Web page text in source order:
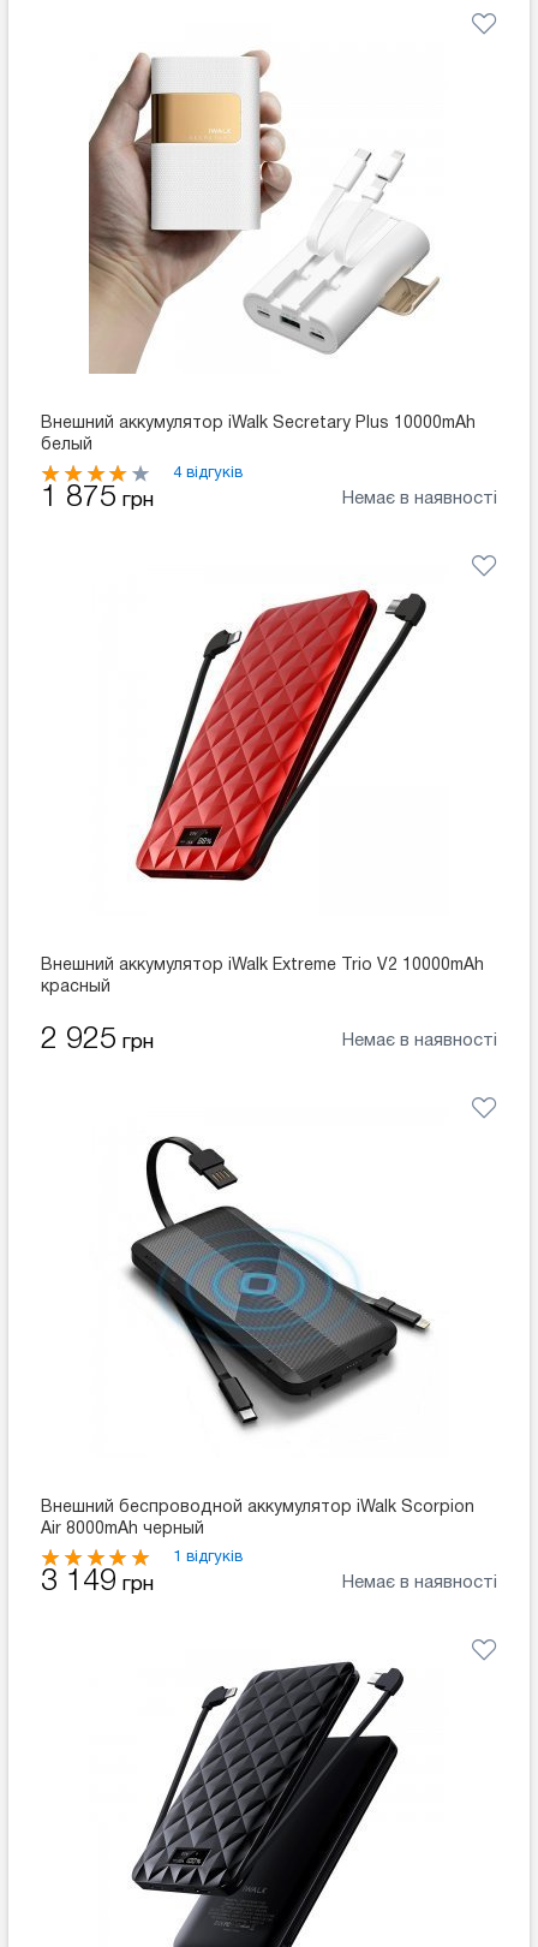
Внешний аккумулятор iWalk Secretary Plus 10000mAh
белый
4 відгуків
1 875 грн Немає в наявності
Внешний аккумулятор iWalk Extreme Trio V2 10000mAh
красный
2 925 грн Немає в наявності
Внешний беспроводной аккумулятор iWalk Scorpion
Air 8000mAh черный
1 відгуків
3 149 грн Немає в наявності